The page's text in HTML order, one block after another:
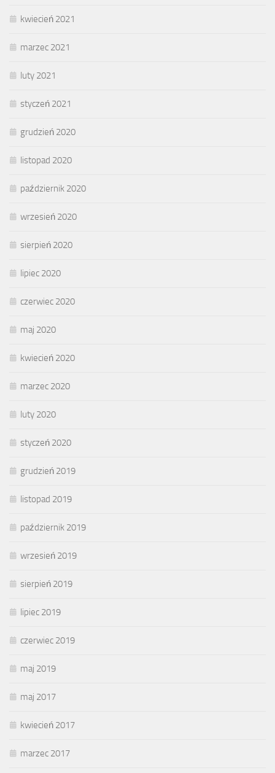
kwiecień 2021
marzec 2021
luty 2021
styczeń 2021
grudzień 2020
listopad 2020
październik 2020
wrzesień 2020
sierpień 2020
lipiec 2020
czerwiec 2020
maj 2020
kwiecień 2020
marzec 2020
luty 2020
styczeń 2020
grudzień 2019
listopad 2019
październik 2019
wrzesień 2019
sierpień 2019
lipiec 2019
czerwiec 2019
maj 2019
maj 2017
kwiecień 2017
marzec 2017